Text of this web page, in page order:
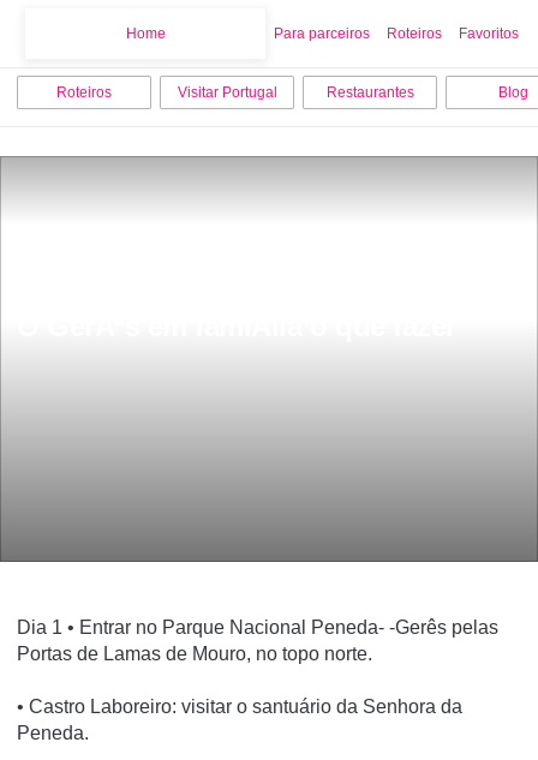
Home Para parceiros Roteiros Favoritos
Roteiros Visitar Portugal Restaurantes Blog
Dia 1 • Entrar no Parque Nacional Peneda- -Gerês pelas
Portas de Lamas de Mouro, no topo norte.
• Castro Laboreiro: visitar o santuário da Senhora da
Peneda.